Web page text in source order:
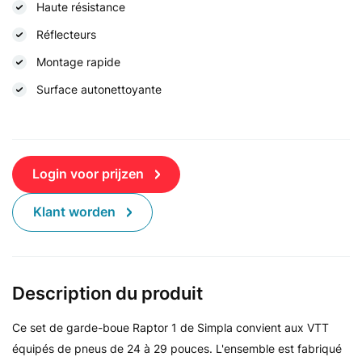
Haute résistance
Réflecteurs
Montage rapide
Surface autonettoyante
Login voor prijzen
Klant worden
Description du produit
Ce set de garde-boue Raptor 1 de Simpla convient aux VTT
équipés de pneus de 24 à 29 pouces. L'ensemble est fabriqué